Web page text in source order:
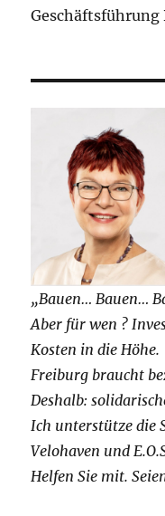
Geschäftsführung
„Bauen… Bauen…
Aber für wen ?
Kosten in die Höhe.
Freiburg braucht
Deshalb:
Ich unterstütze die
Velohaven und
Helfen Sie mit.